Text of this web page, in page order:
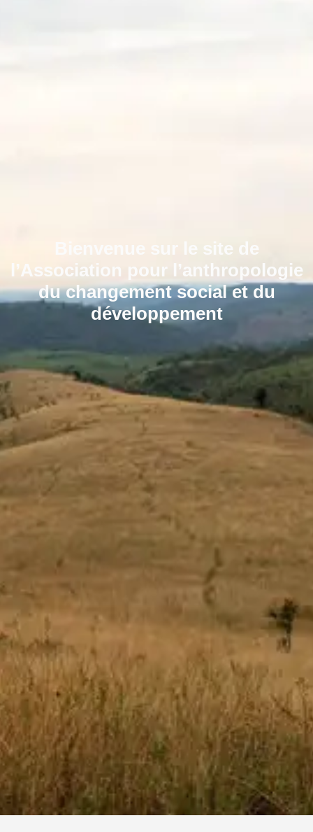
Bienvenue sur le site de
l’Association pour l’anthropologie
du changement social et du
développement